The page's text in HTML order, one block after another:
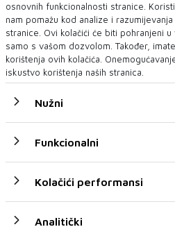
osnovnih funkcionalnosti stranice.
nam pomažu kod analize i
stranice. Ovi kolačići će biti pohranjeni
samo s vašom dozvolom. Također,
korištenja ovih kolačića.
iskustvo korištenja naših stranica.
Nužni
Funkcionalni
Kolačići performansi
Analitički